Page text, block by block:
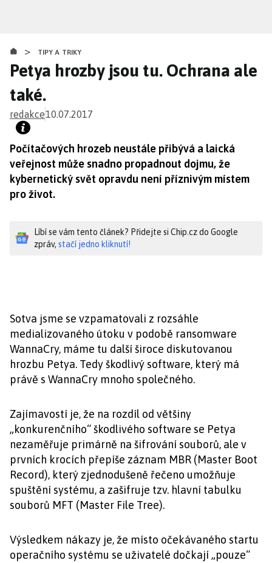
obsahu
> TIPY A TRIKY
Petya hrozby jsou tu. Ochrana ale
také.
redakce10.07.2017
Počítačových hrozeb neustále přibývá a laická
veřejnost může snadno propadnout dojmu, že
kybernetický svět opravdu není příznivým místem
pro život.
Líbí se vám tento článek? Přidejte si Chip.cz do Google
zpráv, stačí jedno kliknutí!
Sotva jsme se vzpamatovali z rozsáhle
medializovaného útoku v podobě ransomware
WannaCry, máme tu další široce diskutovanou
hrozbu Petya. Tedy škodlivý software, který má
právě s WannaCry mnoho společného.
Zajímavostí je, že na rozdíl od většiny
„konkurenčního“ škodlivého software se Petya
nezaměřuje primárně na šifrování souborů, ale v
prvních krocích přepíše záznam MBR (Master Boot
Record), který zjednodušeně řečeno umožňuje
spuštění systému, a zašifruje tzv. hlavní tabulku
souborů MFT (Master File Tree).
Výsledkem nákazy je, že místo očekávaného startu
operačního systému se uživatelé dočkají „pouze“